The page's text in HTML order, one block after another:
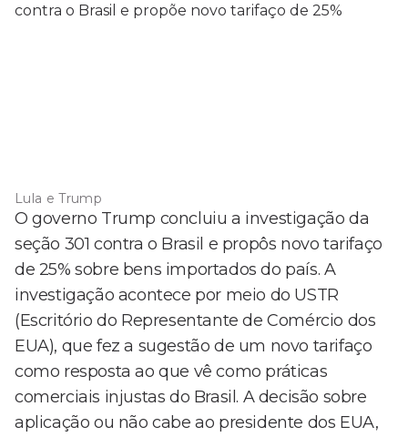
Lula e Trump
O governo Trump concluiu a investigação da
seção 301 contra o Brasil e propôs novo tarifaço
de 25% sobre bens importados do país. A
investigação acontece por meio do USTR
(Escritório do Representante de Comércio dos
EUA), que fez a sugestão de um novo tarifaço
como resposta ao que vê como práticas
comerciais injustas do Brasil. A decisão sobre
aplicação ou não cabe ao presidente dos EUA,